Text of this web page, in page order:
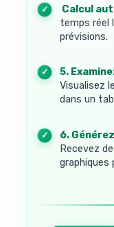
4. Calcul
temps réel
prévisions.
5.
Visualisez
dans un
6.
Recevez
graphiques